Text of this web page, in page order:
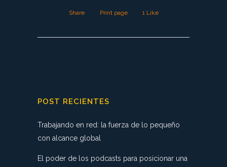
Share Print page 1Like
POST RECIENTES
Trabajando en red: la fuerza de lo pequeño
con alcance global
El poder de los podcasts para posicionar una